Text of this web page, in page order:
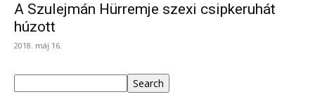
A Szulejmán Hürremje szexi csipkeruhát
húzott
2018. máj 16.
Search